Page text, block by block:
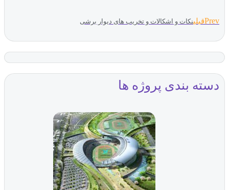
Prevقبلینکات و اشکالات و تخریب های دیوار برشی
دسته بندی پروژه ها